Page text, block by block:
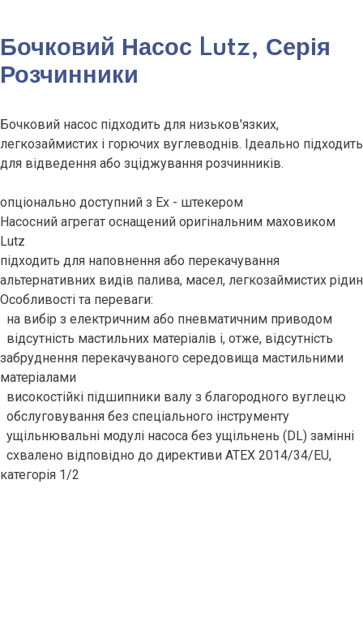
Бочковий Насос Lutz, Серія
Розчинники
Бочковий насос підходить для низьков'язких,
легкозаймистих і горючих вуглеводнів. Ідеально підходить
для відведення або зціджування розчинників.
опціонально доступний з Ex - штекером
Насосний агрегат оснащений оригінальним маховиком
Lutz
підходить для наповнення або перекачування
альтернативних видів палива, масел, легкозаймистих рідин
Особливості та переваги:
на вибір з електричним або пневматичним приводом
відсутність мастильних матеріалів і, отже, відсутність
забруднення перекачуваного середовища мастильними
матеріалами
високостійкі підшипники валу з благородного вуглецю
обслуговування без спеціального інструменту
ущільнювальні модулі насоса без ущільнень (DL) замінні
схвалено відповідно до директиви ATEX 2014/34/EU,
категорія 1/2